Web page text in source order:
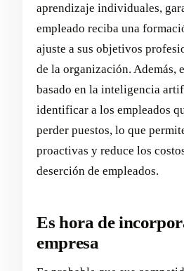
aprendizaje individuales,
empleado reciba una
ajuste a sus objetivos
de la organización. Además,
basado en la inteligencia
identificar a los empleados
perder puestos, lo que
proactivas y reduce los
deserción de empleados.
Es hora de
empresa